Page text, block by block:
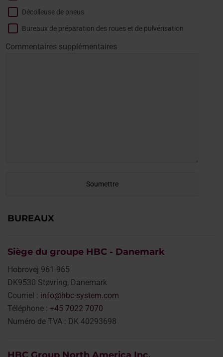
Décolleuse de pneus
Bureaux de préparation des roues et de pulvérisation
Commentaires supplémentaires
BUREAUX
Siège du groupe HBC - Danemark
Hobrovej 961-965
DK9530 Støvring, Danemark
Courriel : info@hbc-system.com
Téléphone : +45 7022 7070
Numéro de TVA : DK 40293698